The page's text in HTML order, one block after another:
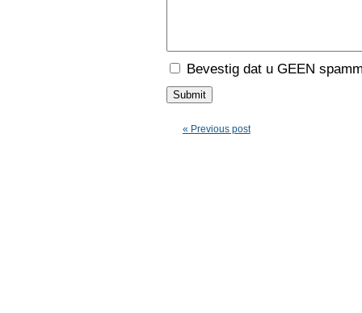
Bevestig dat u GEEN
« Previous post